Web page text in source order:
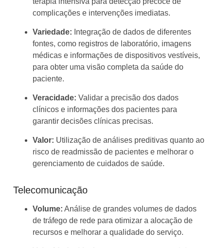
complicações e intervenções imediatas.
Variedade: Integração de dados de diferentes
fontes, como registros de laboratório, imagens
médicas e informações de dispositivos vestíveis,
para obter uma visão completa da saúde do
paciente.
Veracidade: Validar a precisão dos dados
clínicos e informações dos pacientes para
garantir decisões clínicas precisas.
Valor: Utilização de análises preditivas quanto ao
risco de readmissão de pacientes e melhorar o
gerenciamento de cuidados de saúde.
Telecomunicação
Volume: Análise de grandes volumes de dados
de tráfego de rede para otimizar a alocação de
recursos e melhorar a qualidade do serviço.